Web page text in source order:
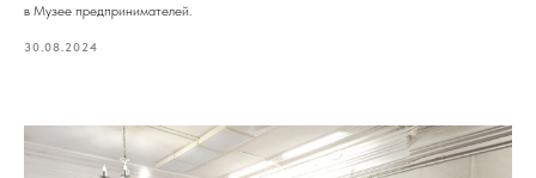
в Музее предпринимателей.
30.08.2024